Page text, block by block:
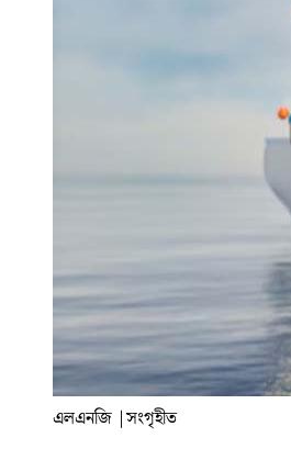
এলএনজি |সংগৃহীত